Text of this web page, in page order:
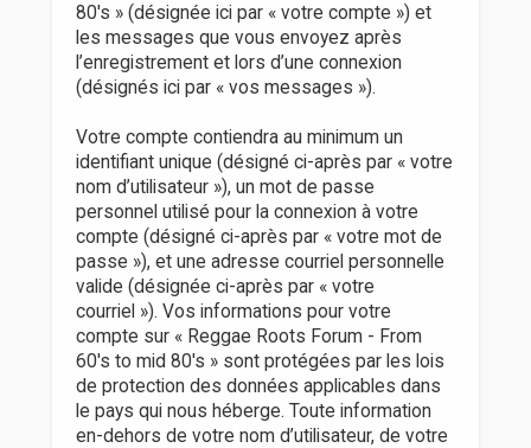
80's » (désignée ici par « votre compte ») et
les messages que vous envoyez après
l’enregistrement et lors d’une connexion
(désignés ici par « vos messages »).
Votre compte contiendra au minimum un
identifiant unique (désigné ci-après par « votre
nom d’utilisateur »), un mot de passe
personnel utilisé pour la connexion à votre
compte (désigné ci-après par « votre mot de
passe »), et une adresse courriel personnelle
valide (désignée ci-après par « votre
courriel »). Vos informations pour votre
compte sur « Reggae Roots Forum - From
60's to mid 80's » sont protégées par les lois
de protection des données applicables dans
le pays qui nous héberge. Toute information
en-dehors de votre nom d’utilisateur, de votre